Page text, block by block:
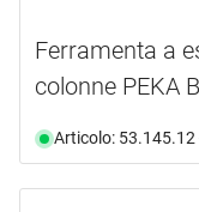
Ferramenta a
colonne PEKA
Articolo: 53.145.12